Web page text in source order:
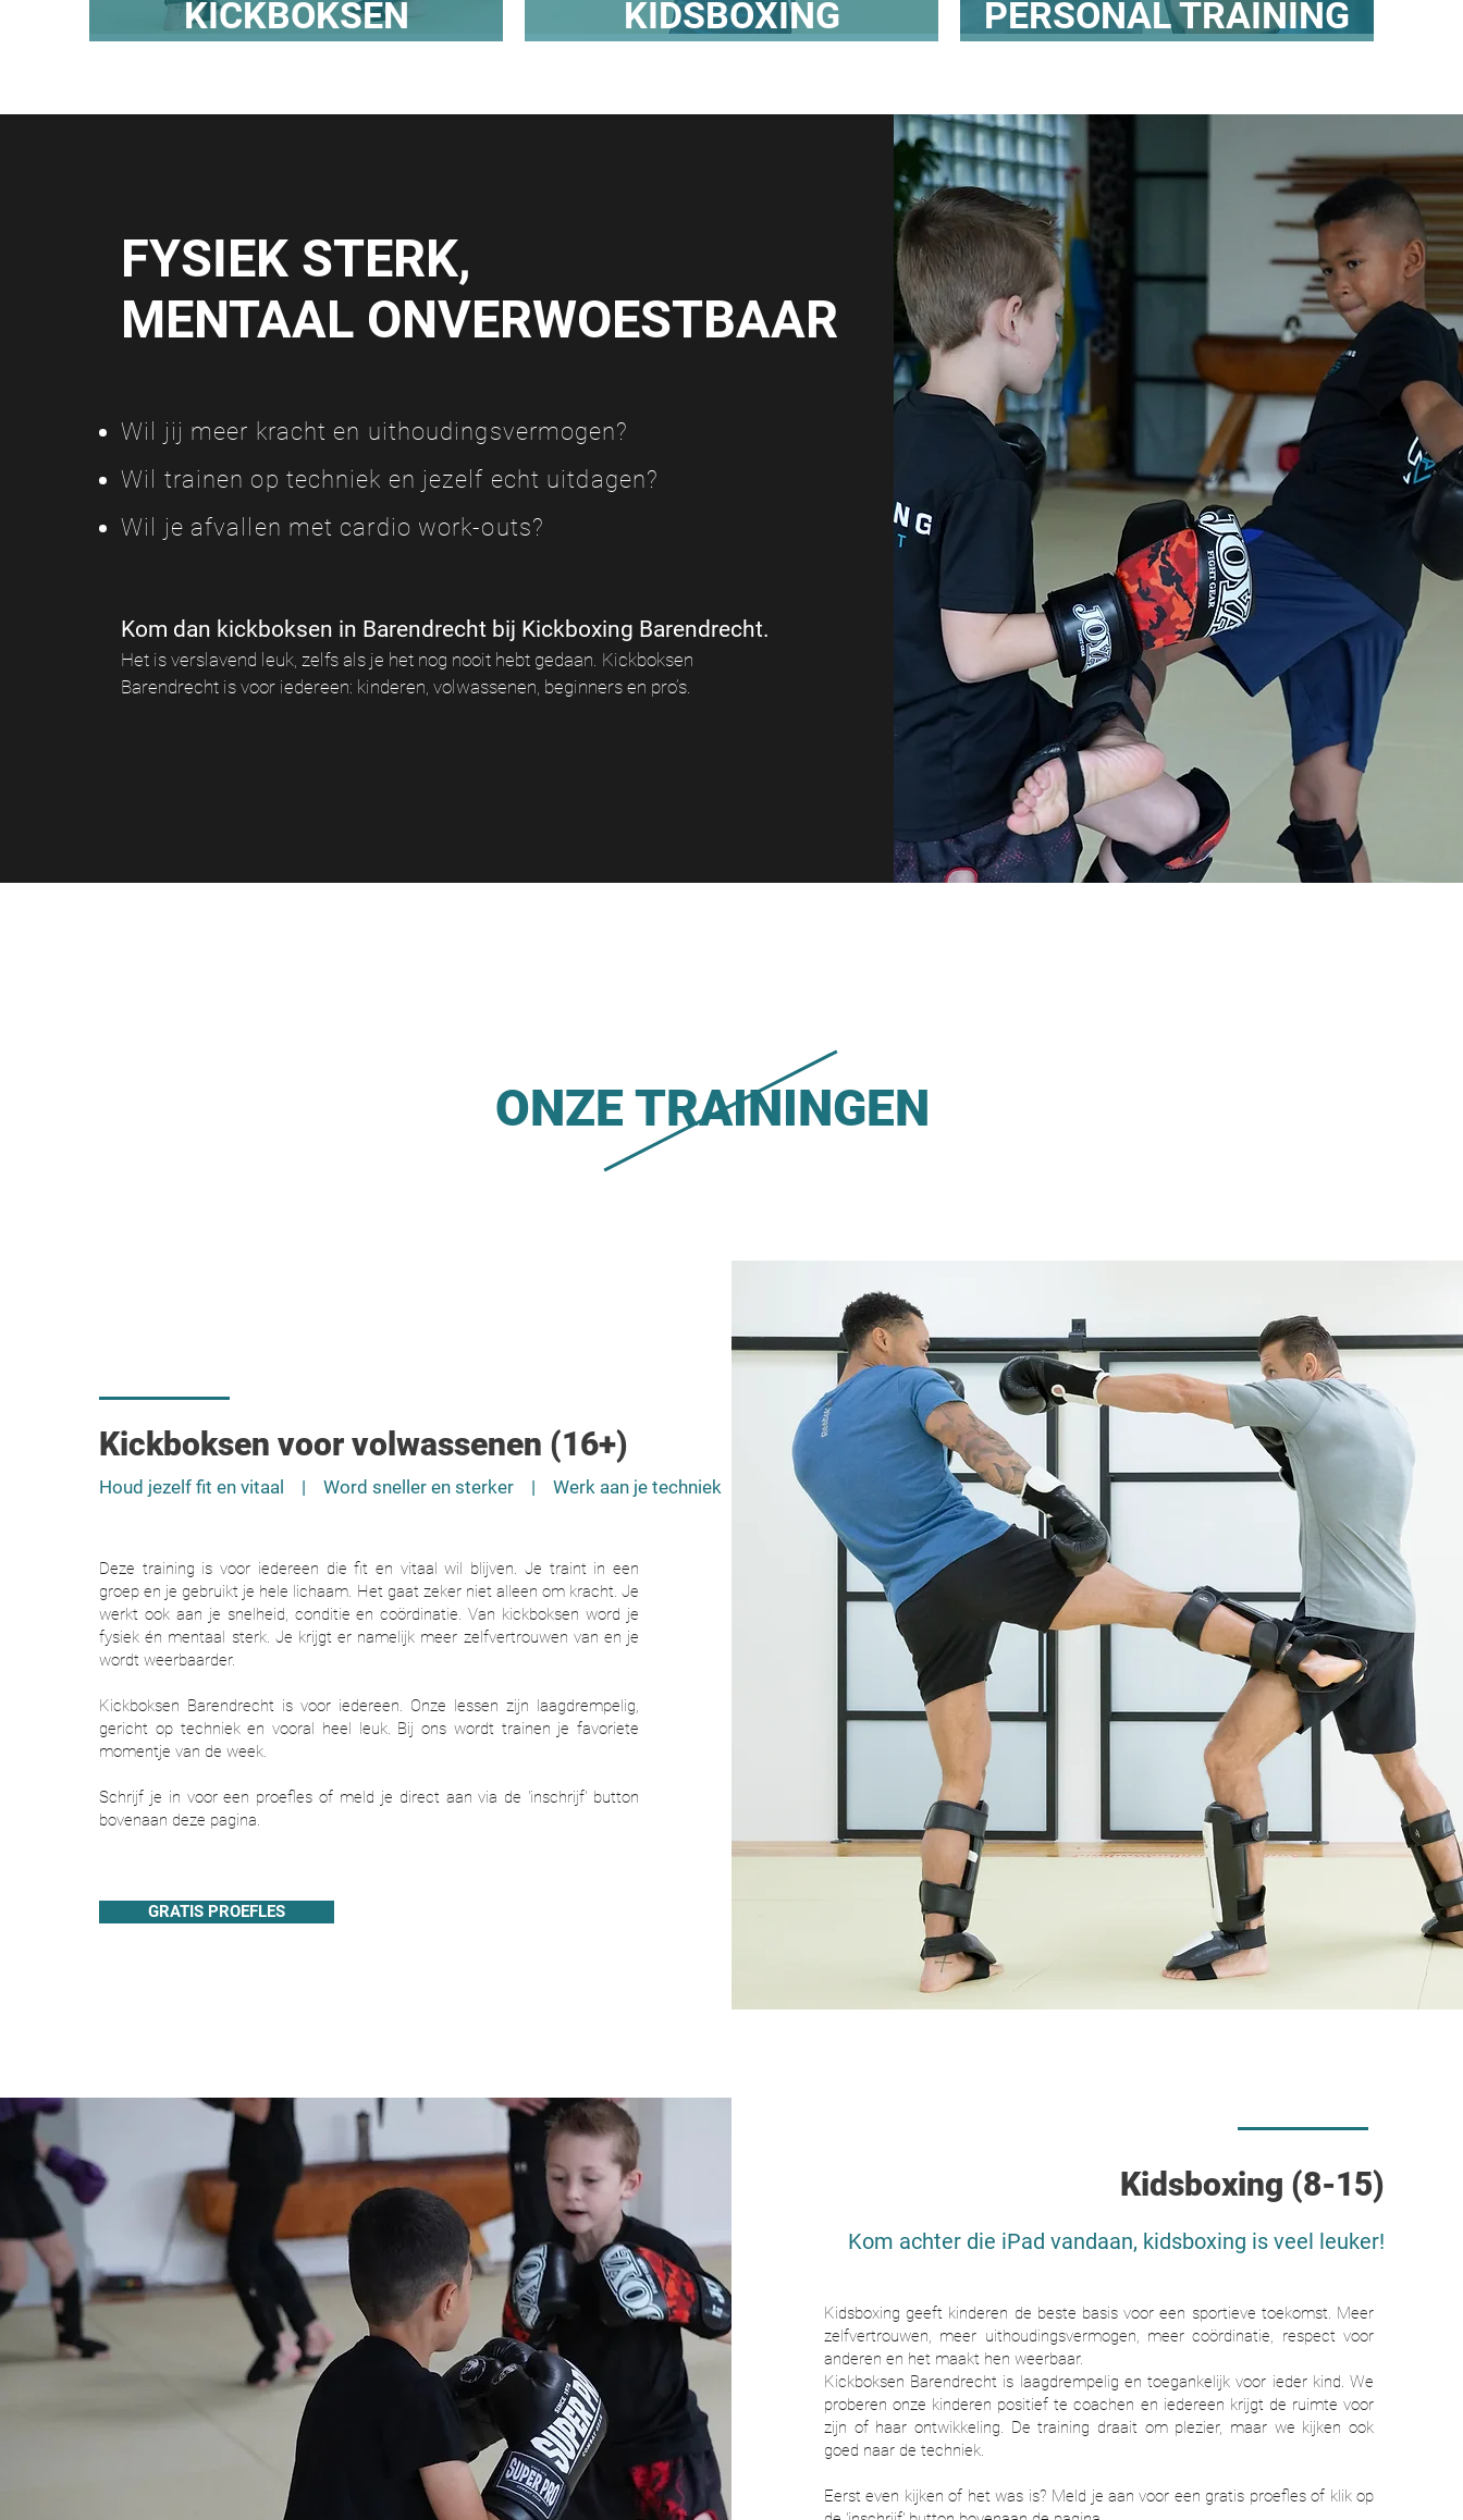
KICKBOKSEN KIDSBOXING PERSONAL TRAINING
FYSIEK STERK,
MENTAAL ONVERWOESTBAAR
Wil jij meer kracht en uithoudingsvermogen?
Wil trainen op techniek en jezelf echt uitdagen?
Wil je afvallen met cardio work-outs?
Kom dan kickboksen in Barendrecht bij Kickboxing Barendrecht.
Het is verslavend leuk, zelfs als je het nog nooit hebt gedaan. Kickboksen
Barendrecht is voor iedereen: kinderen, volwassenen, beginners en pro’s.
ONZE TRAININGEN
Kickboksen voor volwassenen (16+)
Houd jezelf fit en vitaal | Word sneller en sterker | Werk aan je techniek
Deze training is voor iedereen die fit en vitaal wil blijven. Je traint in een
groep en je gebruikt je hele lichaam. Het gaat zeker niet alleen om kracht. Je
werkt ook aan je snelheid, conditie en coördinatie. Van kickboksen word je
fysiek én mentaal sterk. Je krijgt er namelijk meer zelfvertrouwen van en je
wordt weerbaarder.
Kickboksen Barendrecht is voor iedereen. Onze lessen zijn laagdrempelig,
gericht op techniek en vooral heel leuk. Bij ons wordt trainen je favoriete
momentje van de week.
Schrijf je in voor een proefles of meld je direct aan via de 'inschrijf' button
bovenaan deze pagina.
GRATIS PROEFLES
Kidsboxing (8-15)
Kom achter die iPad vandaan, kidsboxing is veel leuker!
Kidsboxing geeft kinderen de beste basis voor een sportieve toekomst. Meer
zelfvertrouwen, meer uithoudingsvermogen, meer coördinatie, respect voor
anderen en het maakt hen weerbaar.
Kickboksen Barendrecht is laagdrempelig en toegankelijk voor ieder kind. We
proberen onze kinderen positief te coachen en iedereen krijgt de ruimte voor
zijn of haar ontwikkeling. De training draait om plezier, maar we kijken ook
goed naar de techniek.
Eerst even kijken of het was is? Meld je aan voor een gratis proefles of klik op